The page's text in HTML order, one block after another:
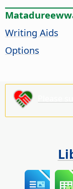
Writing Aids
Options